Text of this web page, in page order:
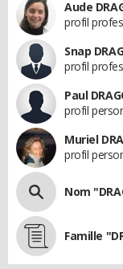
Aude
profil
Snap
profil
Paul
profil
Muriel
profil
Nom
Famille